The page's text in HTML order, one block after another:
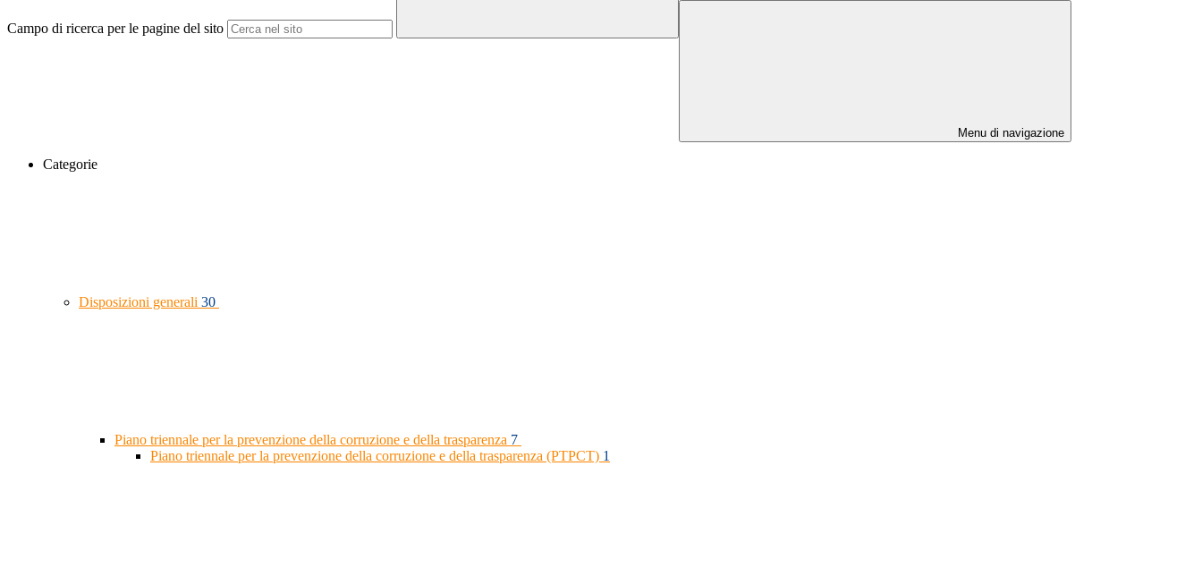
Campo di ricerca per le pagine del sito
Menu di navigazione
Categorie
Disposizioni generali 30
Piano triennale per la prevenzione della corruzione e della trasparenza 7
Piano triennale per la prevenzione della corruzione e della trasparenza (PTPCT) 1